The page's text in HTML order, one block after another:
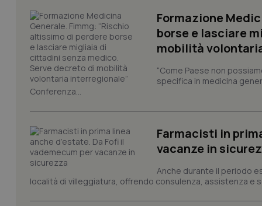
Formazione
borse e lasciare
mobilità
“Come Paese non
specifica in medicina
Conferenza...
Farmacisti in
vacanze in
Anche durante il periodo
località di villeggiatura, offrendo consulenza, assistenza e
e l'accesso alle aree
Nome